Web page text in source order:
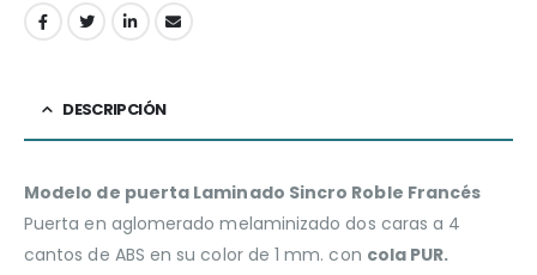
DESCRIPCIÓN
Modelo de puerta Laminado Sincro Roble Francés
Puerta en aglomerado melaminizado dos caras a 4
cantos de ABS en su color de 1 mm. con cola PUR.